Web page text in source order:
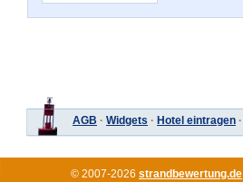
AGB · Widgets · Hotel eintragen ·
© 2007-2026 strandbewertung.de